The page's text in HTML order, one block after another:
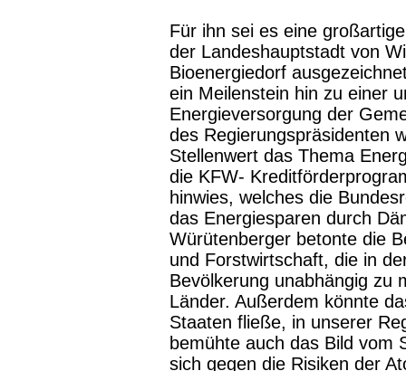
Für ihn sei es eine
der Landeshauptstadt von
Bioenergiedorf
ein Meilenstein hin zu einer
Energieversorgung der
des Regierungspräsidenten
Stellenwert das Thema
die KFW-
hinwies, welches die
das Energiesparen durch
Würütenberger betonte die
und Forstwirtschaft, die in
Bevölkerung unabhängig zu
Länder. Außerdem könnte
Staaten fließe, in unserer
bemühte auch das Bild vom
sich gegen die Risiken der